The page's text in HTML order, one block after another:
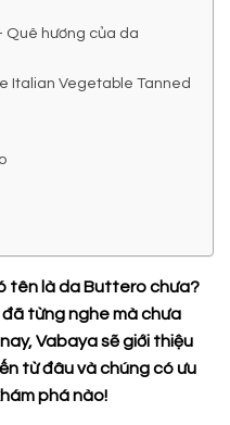
Quê hương của da
Italian Vegetable Tanned
tên là da Buttero chưa?
từng nghe mà chưa
Vabaya sẽ giới thiệu
từ đâu và chúng có ưu
phá nào!